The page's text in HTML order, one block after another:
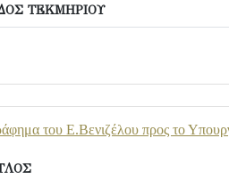
ΤΕΚΜΗΡΙΟΥ
του Ε.Βενιζέλου προς το